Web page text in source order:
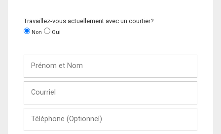
Travaillez-vous actuellement avec un courtier?
Non Oui
Nom
(Optionnel)